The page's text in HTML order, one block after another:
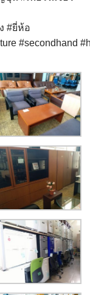
#ยี่ห้อ
#secondhand #